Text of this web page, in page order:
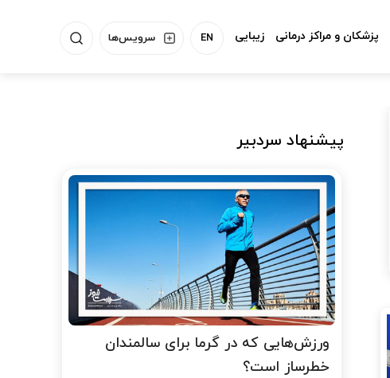
سرویس‌ها EN پزشکان و مراکز درمانی زیبایی
پیشنهاد سردبیر
ورزش‌هایی که در گرما برای سالمندان
خطرساز است؟